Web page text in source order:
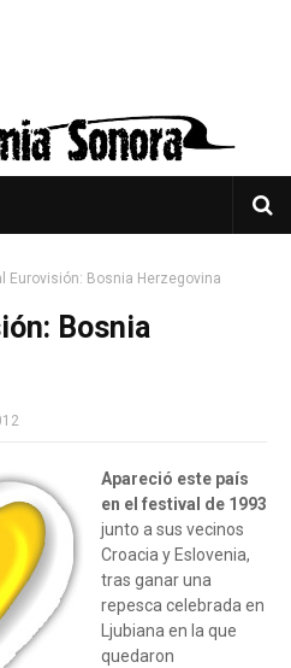
Eurovisión: Bosnia Herzegovina
Bosnia
Apareció este país
en el festival de 1993
junto a sus vecinos
Croacia y Eslovenia,
tras ganar una
repesca celebrada en
Ljubiana en la que
quedaron